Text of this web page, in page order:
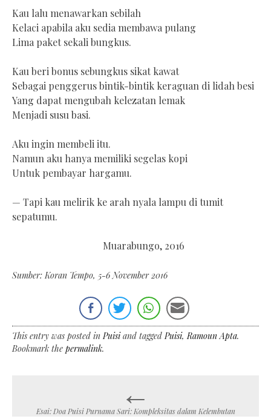
Kau lalu menawarkan sebilah
Kelaci apabila aku sedia membawa pulang
Lima paket sekali bungkus.
Kau beri bonus sebungkus sikat kawat
Sebagai penggerus bintik-bintik keraguan di lidah besi
Yang dapat mengubah kelezatan lemak
Menjadi susu basi.
Aku ingin membeli itu.
Namun aku hanya memiliki segelas kopi
Untuk pembayar hargamu.
— Tapi kau melirik ke arah nyala lampu di tumit
sepatumu.
Muarabungo, 2016
Sumber: Koran Tempo, 5-6 November 2016
This entry was posted inPuisiand taggedPuisi,Ramoun Apta.
Bookmark the permalink.
←
Esai: Doa Puisi Purnama Sari: Kompleksitas dalam Kelembutan